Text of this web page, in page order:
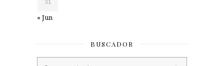
31
« Jun
BUSCADOR